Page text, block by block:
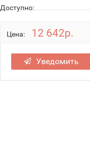
Доступно:
Цена: 12 642р.
Уведомить